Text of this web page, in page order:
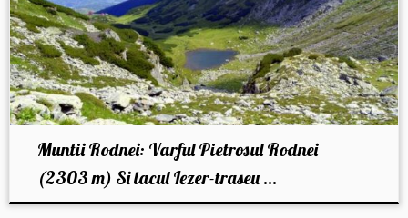
Muntii Rodnei: Varful Pietrosul Rodnei
(2303 m) Si lacul Iezer-traseu ...